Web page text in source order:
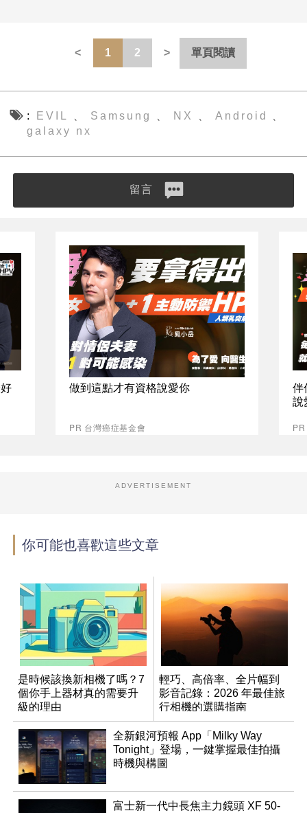
1 2 單頁閱讀
EVIL Samsung NX Android
galaxy nx
留言
做到這點才有資格說愛你
PR 台灣癌症基金會
伴
說
ADVERTISEMENT
你可能也喜歡這些文章
是時候該換新相機了嗎？7
個你手上器材真的需要升
級的理由
輕巧、高倍率、全片幅到
影音記錄：2026 年最佳旅
行相機的選購指南
全新銀河預報 App「Milky Way
Tonight」登場，一鍵掌握最佳拍攝
時機與構圖
富士新一代中長焦主力鏡頭 XF 50-